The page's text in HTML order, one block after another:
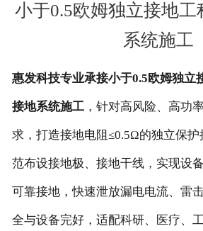
小于0.5欧姆独立接地工
系统施工
惠发科技专业承接小于0.5欧姆独立
接地系统施工，针对高风险、高功
求，打造接地电阻≤0.5Ω的独立保
范布设接地极、接地干线，实现设
可靠接地，快速泄放漏电电流、雷
全与设备完好，适配科研、医疗、